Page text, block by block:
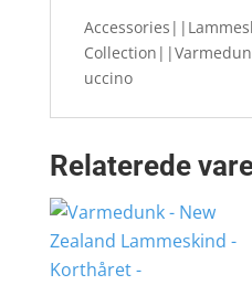
uccino
Relaterede